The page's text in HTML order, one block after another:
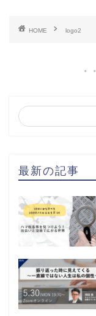
HOME logo2
最新の記事